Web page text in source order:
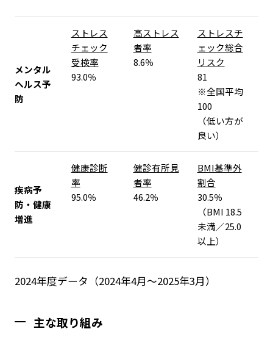
メンタル
ヘルス予
防
ストレス
チェック
受検率
93.0％
高ストレス
者率
8.6％
ストレスチ
ェック総合
リスク
81
※全国平均
100
（低い方が
良い）
疾病予
防・健康
増進
健康診断
率
95.0％
健診有所見
者率
46.2％
BMI基準外
割合
30.5％
（BMI 18.5
未満／25.0
以上）
2024年度データ（2024年4月～2025年3月）
主な取り組み